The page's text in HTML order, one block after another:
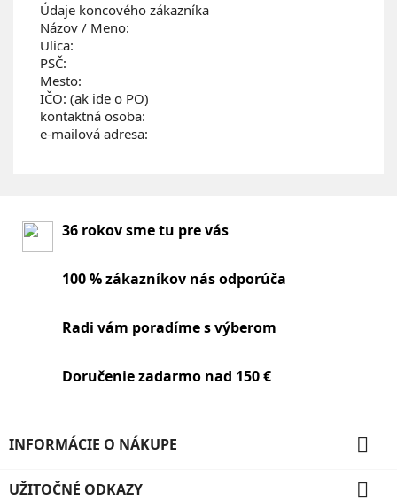
Údaje koncového zákazníka
Názov / Meno:
Ulica:
PSČ:
Mesto:
IČO: (ak ide o PO)
kontaktná osoba:
e-mailová adresa:
36 rokov sme tu pre vás
100 % zákazníkov nás odporúča
Radi vám poradíme s výberom
Doručenie zadarmo nad 150 €
INFORMÁCIE O NÁKUPE 
UŽITOČNÉ ODKAZY 